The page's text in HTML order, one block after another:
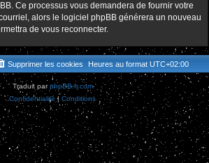
Ce processus vous demandera de fournir votre
alors le logiciel phpBB générera un nouveau
de vous reconnecter.
Heures au format UTC+02:00
Supprimer les cookies
Traduit parphpBB-fr.com
Confidentialité | Conditions